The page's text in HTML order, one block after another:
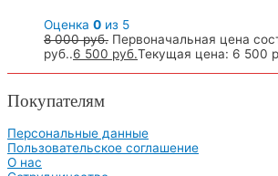
Оценка 0 из 5
8 000руб. Первоначальная цена
руб..6 500 руб.Текущая цена: 6 500
Покупателям
Персональные данные
Пользовательское соглашение
О нас